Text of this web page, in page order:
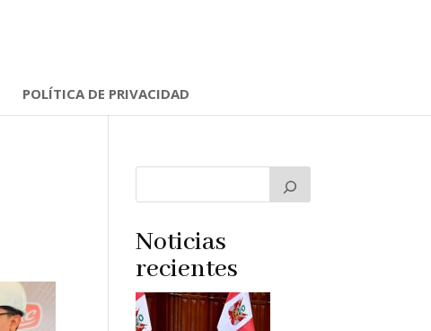
POLÍTICA DE PRIVACIDAD
Noticias
recientes